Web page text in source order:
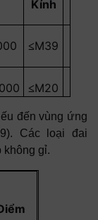
Kính
≤M39
≤M20
≤M20 800
đến vùng ứng
Các loại đai
không gỉ.